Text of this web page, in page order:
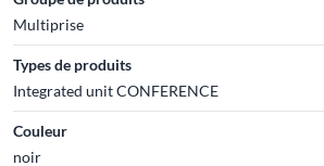
Multiprise
Types de produits
Integrated unit CONFERENCE
Couleur
noir